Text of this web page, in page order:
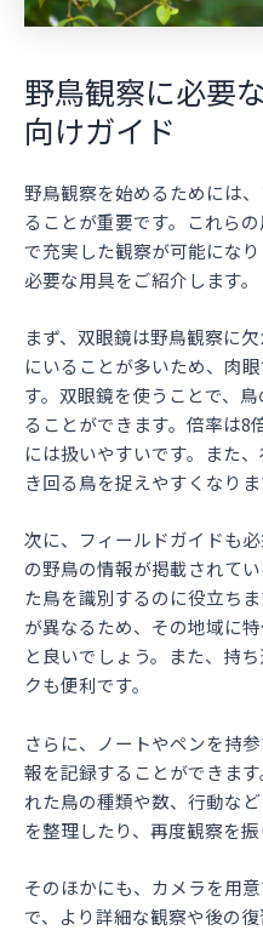
野鳥観察に必要
向けガイド
野鳥観察を始めるためには
ることが重要です。これら
で充実した観察が可能にな
必要な用具をご紹介します。
まず、双眼鏡は野鳥観察に
にいることが多いため、肉
す。双眼鏡を使うことで、
ることができます。倍率は8
には扱いやすいです。また
き回る鳥を捉えやすくなりま
次に、フィールドガイドも
の野鳥の情報が掲載されて
た鳥を識別するのに役立ち
が異なるため、その地域に
と良いでしょう。また、持
クも便利です。
さらに、ノートやペンを持
報を記録することができま
れた鳥の種類や数、行動な
を整理したり、再度観察を振
そのほかにも、カメラを用
で、より詳細な観察や後の